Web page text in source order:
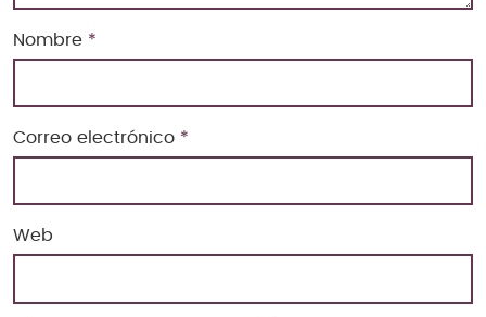
Nombre *
Correo electrónico *
Web